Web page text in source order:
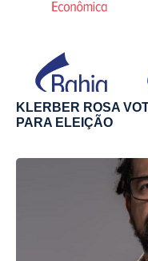
KLERBER ROSA
PARA ELEIÇÃO